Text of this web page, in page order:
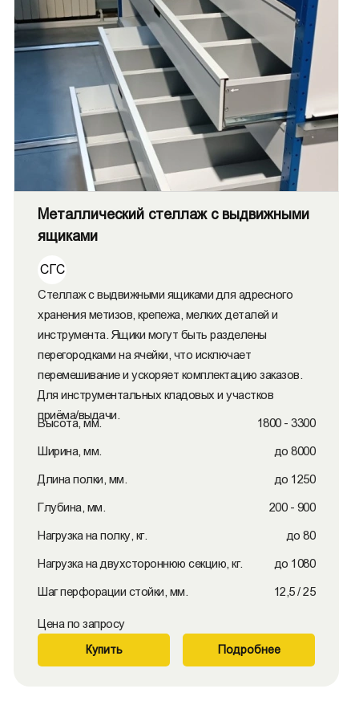
Металлический стеллаж с выдвижными
ящиками
СГС
Стеллаж с выдвижными ящиками для адресного
хранения метизов, крепежа, мелких деталей и
инструмента. Ящики могут быть разделены
перегородками на ячейки, что исключает
перемешивание и ускоряет комплектацию заказов.
Для инструментальных кладовых и участков
приёма/выдачи.
Высота, мм. 1800 - 3300
Ширина, мм. до 8000
Длина полки, мм. до 1250
Глубина, мм. 200 - 900
Нагрузка на полку, кг. до 80
Нагрузка на двухстороннюю секцию, кг. до 1080
Шаг перфорации стойки, мм. 12,5 / 25
Цена по запросу
Купить Подробнее